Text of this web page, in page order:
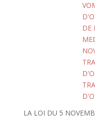
DE
LA LOI DU 5